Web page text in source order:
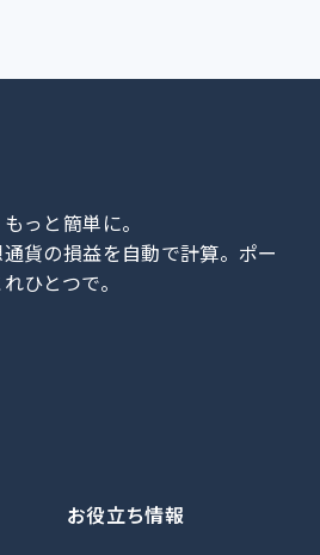
っと簡単に。
貨の損益を自動で計算。 ポー
ひとつで。
お役立ち情報